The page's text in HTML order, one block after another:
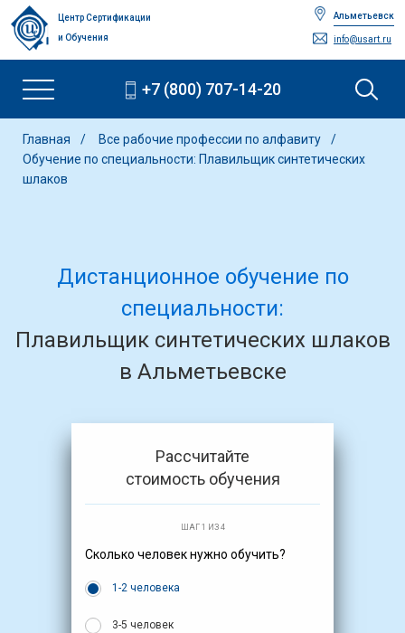
Центр Сертификации
и Обучения
Альметьевск
info@usart.ru
+7 (800) 707-14-20
Главная
Все рабочие профессии по алфавиту
Обучение по специальности: Плавильщик синтетических
шлаков
Дистанционное обучение по
специальности:
Плавильщик синтетических шлаков
в Альметьевске
Рассчитайте
стоимость обучения
ШАГ 1 ИЗ 4
Сколько человек нужно обучить?
1-2 человека
3-5 человек